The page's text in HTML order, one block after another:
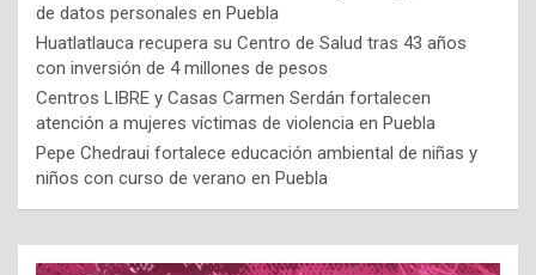
de datos personales en Puebla
Huatlatlauca recupera su Centro de Salud tras 43 años
con inversión de 4 millones de pesos
Centros LIBRE y Casas Carmen Serdán fortalecen
atención a mujeres víctimas de violencia en Puebla
Pepe Chedraui fortalece educación ambiental de niñas y
niños con curso de verano en Puebla